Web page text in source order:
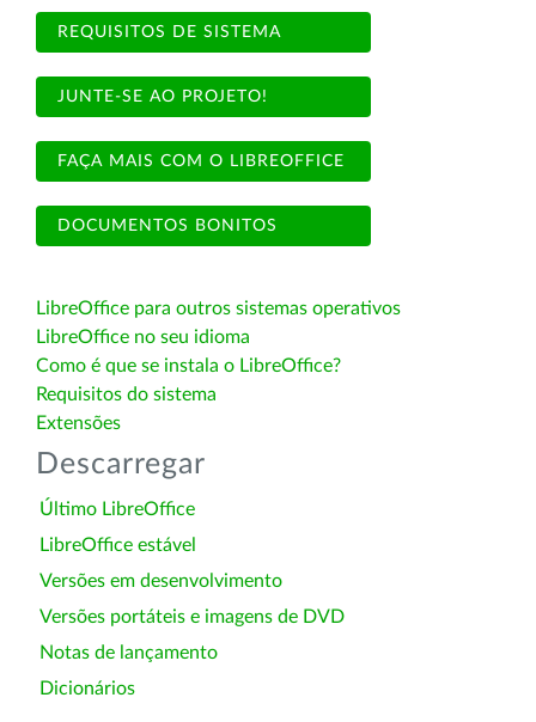
REQUISITOS DE SISTEMA
JUNTE-SE AO PROJETO!
FAÇA MAIS COM O LIBREOFFICE
DOCUMENTOS BONITOS
LibreOffice para outros sistemas operativos
LibreOffice no seu idioma
Como é que se instala o LibreOffice?
Requisitos do sistema
Extensões
Descarregar
Último LibreOffice
LibreOffice estável
Versões em desenvolvimento
Versões portáteis e imagens de DVD
Notas de lançamento
Dicionários